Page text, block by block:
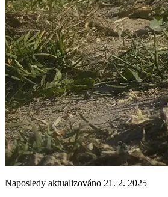
Naposledy aktualizováno 21. 2. 2025